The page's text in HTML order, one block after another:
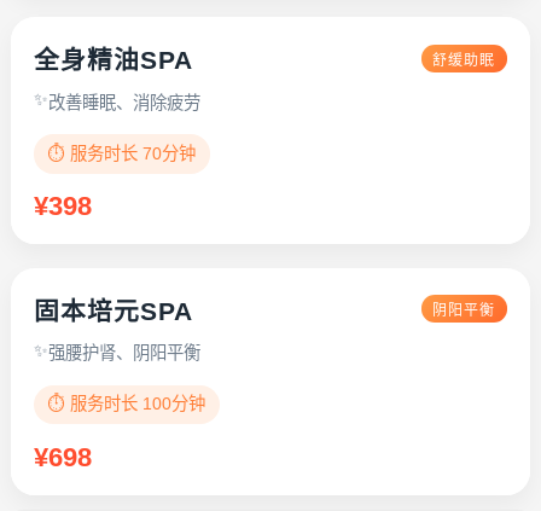
全身精油SPA 舒缓助眠
改善睡眠、消除疲劳
⏱️ 服务时长 70分钟
¥398
固本培元SPA 阴阳平衡
强腰护肾、阴阳平衡
⏱️ 服务时长 100分钟
¥698